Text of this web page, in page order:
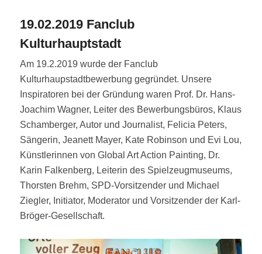
19.02.2019 Fanclub
Kulturhauptstadt
Am 19.2.2019 wurde der Fanclub
Kulturhaupstadtbewerbung gegründet. Unsere
Inspiratoren bei der Gründung waren Prof. Dr. Hans-
Joachim Wagner, Leiter des Bewerbungsbüros, Klaus
Schamberger, Autor und Journalist, Felicia Peters,
Sängerin, Jeanett Mayer, Kate Robinson und Evi Lou,
Künstlerinnen von Global Art Action Painting, Dr.
Karin Falkenberg, Leiterin des Spielzeugmuseums,
Thorsten Brehm, SPD-Vorsitzender und Michael
Ziegler, Initiator, Moderator und Vorsitzender der Karl-
Bröger-Gesellschaft.